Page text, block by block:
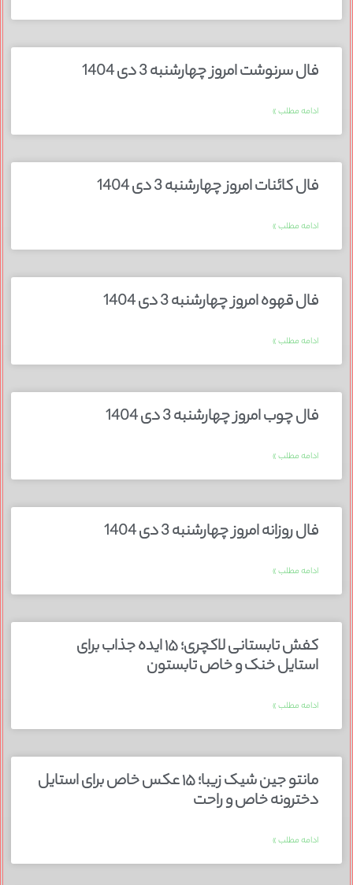
فال سرنوشت امروز چهارشنبه 3 دی 1404
ادامه مطلب »
فال کائنات امروز چهارشنبه 3 دی 1404
ادامه مطلب »
فال قهوه امروز چهارشنبه 3 دی 1404
ادامه مطلب »
فال چوب امروز چهارشنبه 3 دی 1404
ادامه مطلب »
فال روزانه امروز چهارشنبه 3 دی 1404
ادامه مطلب »
کفش تابستانی لاکچری؛ ۱۵ ایده‌ جذاب برای
استایل خنک و خاص تابستون
ادامه مطلب »
مانتو جین شیک زیبا؛ ۱۵ عکس خاص برای استایل
دخترونه خاص و راحت
ادامه مطلب »